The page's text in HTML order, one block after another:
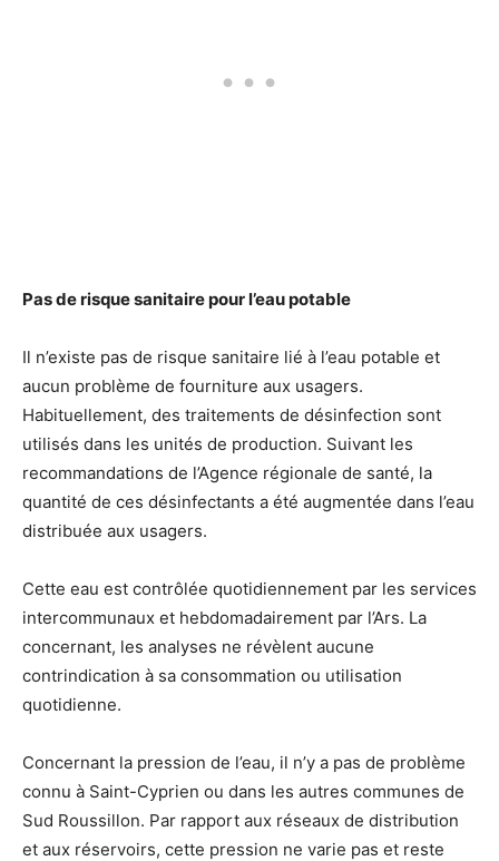
Pas de risque sanitaire pour l’eau potable
Il n’existe pas de risque sanitaire lié à l’eau potable et
aucun problème de fourniture aux usagers.
Habituellement, des traitements de désinfection sont
utilisés dans les unités de production. Suivant les
recommandations de l’Agence régionale de santé, la
quantité de ces désinfectants a été augmentée dans l’eau
distribuée aux usagers.
Cette eau est contrôlée quotidiennement par les services
intercommunaux et hebdomadairement par l’Ars. La
concernant, les analyses ne révèlent aucune
contrindication à sa consommation ou utilisation
quotidienne.
Concernant la pression de l’eau, il n’y a pas de problème
connu à Saint-Cyprien ou dans les autres communes de
Sud Roussillon. Par rapport aux réseaux de distribution
et aux réservoirs, cette pression ne varie pas et reste